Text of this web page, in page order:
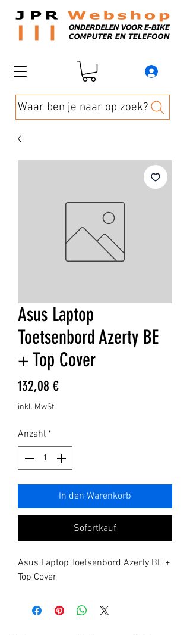
Waar ben je naar op zoek?
Asus Laptop
Toetsenbord Azerty BE
+ Top Cover
132,08 €Preis
inkl. MwSt.
Anzahl *
In den Warenkorb
Sofortkauf
Asus Laptop Toetsenbord Azerty BE +
Top Cover